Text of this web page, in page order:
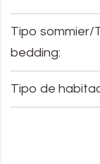
Tipo sommier/
bedding:
Tipo de